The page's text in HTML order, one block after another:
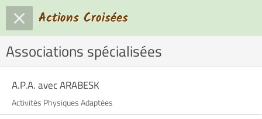
Actions Croisées
Associations spécialisées
A.P.A. avec ARABESK
Activités Physiques Adaptées